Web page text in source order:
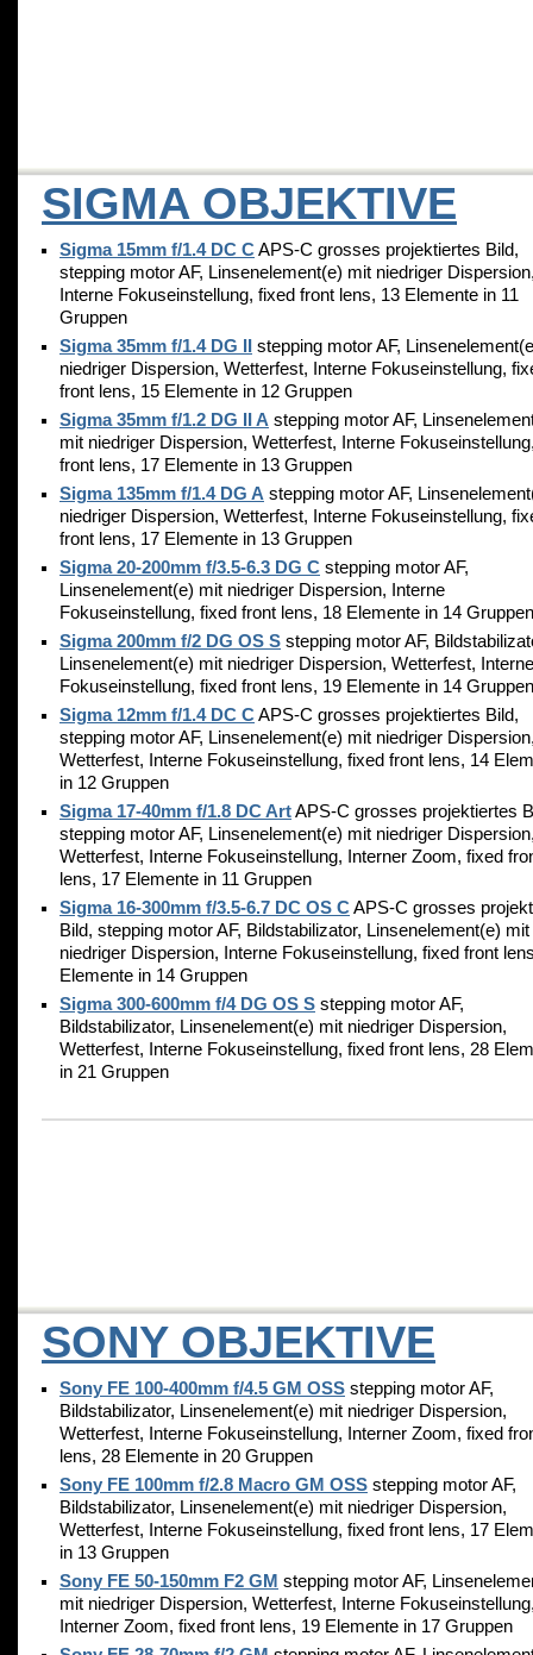
SIGMA OBJEKTIVE
Sigma 15mm f/1.4 DC CAPS-C grosses projektiertes Bild,
stepping motor AF, Linsenelement(e) mit niedriger
Interne Fokuseinstellung, fixed front lens, 13 Elemente in 11
Gruppen
Sigma 35mm f/1.4 DG II
stepping motor AF,
niedriger Dispersion, Wetterfest, Interne Fokuseinstellung,
front lens, 15 Elemente in 12 Gruppen
Sigma 35mm f/1.2 DG II A stepping motor AF,
mit niedriger Dispersion, Wetterfest, Interne
front lens, 17 Elemente in 13 Gruppen
Sigma 135mm f/1.4 DG A stepping motor AF,
niedriger Dispersion, Wetterfest, Interne Fokuseinstellung,
front lens, 17 Elemente in 13 Gruppen
Sigma 20-200mm f/3.5-6.3 DG C stepping motor AF,
Linsenelement(e) mit niedriger Dispersion, Interne
Fokuseinstellung, fixed front lens, 18 Elemente in 14 Gruppen
Sigma 200mm f/2 DG OS S stepping motor AF,
Linsenelement(e) mit niedriger Dispersion, Wetterfest, Interne
Fokuseinstellung, fixed front lens, 19 Elemente in 14 Gruppen
Sigma 12mm f/1.4 DC CAPS-C grosses projektiertes Bild,
stepping motor AF, Linsenelement(e) mit niedriger
Wetterfest, Interne Fokuseinstellung, fixed front lens, 14
in 12 Gruppen
Sigma 17-40mm f/1.8 DC ArtAPS-C grosses projektiertes
stepping motor AF, Linsenelement(e) mit niedriger
Wetterfest, Interne Fokuseinstellung, Interner Zoom, fixed
lens, 17 Elemente in 11 Gruppen
Sigma 16-300mm f/3.5-6.7 DC OS CAPS-C grosses
Bild, stepping motor AF, Bildstabilizator, Linsenelement(e) mit
niedriger Dispersion, Interne Fokuseinstellung, fixed front
Elemente in 14 Gruppen
Sigma 300-600mm f/4 DG OS S stepping motor AF,
Bildstabilizator, Linsenelement(e) mit niedriger Dispersion,
Wetterfest, Interne Fokuseinstellung, fixed front lens, 28
in 21 Gruppen
SONY OBJEKTIVE
Sony FE 100-400mm f/4.5 GM OSS stepping motor AF,
Bildstabilizator, Linsenelement(e) mit niedriger Dispersion,
Wetterfest, Interne Fokuseinstellung, Interner Zoom, fixed
lens, 28 Elemente in 20 Gruppen
Sony FE 100mm f/2.8 Macro GM OSS stepping motor AF,
Bildstabilizator, Linsenelement(e) mit niedriger Dispersion,
Wetterfest, Interne Fokuseinstellung, fixed front lens, 17
in 13 Gruppen
Sony FE 50-150mm F2 GM stepping motor AF,
mit niedriger Dispersion, Wetterfest, Interne
Interner Zoom, fixed front lens, 19 Elemente in 17 Gruppen